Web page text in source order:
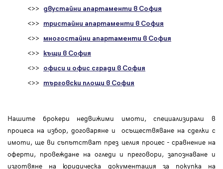
<>> двустайни апартаменти в София
<>> тристайни апартаменти в София
<>> многостайни апартаменти в София
<>> къщи в София
<>> офиси и офис сгради в София
<>> търговски площи в София
Нашите брокери недвижими имоти, специализирали в
процеса на избор, договаряне и осъществяване на сделки с
имоти, ще ви съпътстват през целия процес - сравнение на
оферти, провеждане на огледи и преговори, запознаване и
изготвяне на юридическа документация за покупка на